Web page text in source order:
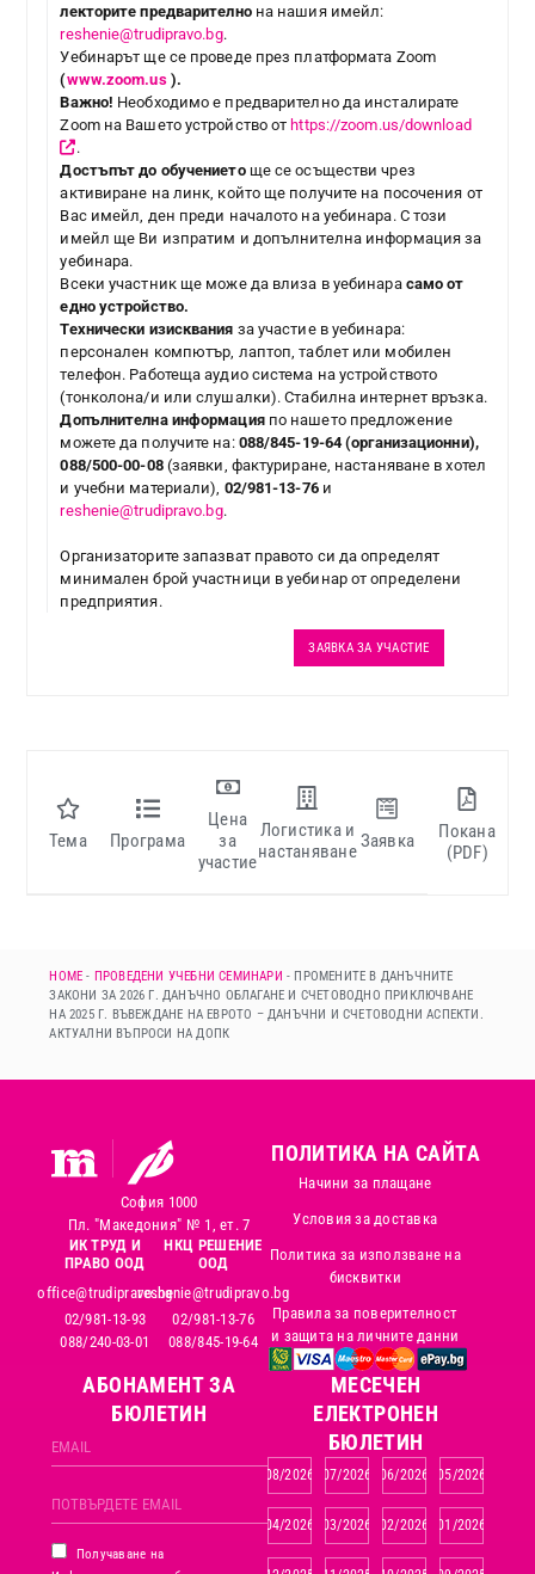
лекторите предварително на нашия имейл:
reshenie@trudipravo.bg.
Уебинарът ще се проведе през платформата Zoom
(www.zoom.us ).
Важно! Необходимо е предварително да инсталирате
Zoom на Вашето устройство от https://zoom.us/download
.
Достъпът до обучениетоще се осъществи чрез
активиране на линк, който ще получите на посочения от
Вас имейл, ден преди началото на уебинара. С този
имейл ще Ви изпратим и допълнителна информация за
уебинара.
Всеки участник ще може да влиза в уебинара само от
едно устройство.
Технически изисквания за участие в уебинара:
персонален компютър, лаптоп, таблет или мобилен
телефон. Работеща аудио система на устройството
(тонколона/и или слушалки). Стабилна интернет връзка.
Допълнителна информацияпо нашето предложение
можете да получите на: 088/845-19-64(организационни),
088/500-00-08(заявки, фактуриране, настаняване в хотел
и учебни материали), 02/981-13-76 и
reshenie@trudipravo.bg.
Организаторите запазват правото си да определят
минимален брой участници в уебинар от определени
предприятия.
ЗАЯВКА ЗА УЧАСТИЕ
Тема Програма
Цена
за
участие
Логистика и
настаняванеЗаявка
Покана
(PDF)
HOME - ПРОВЕДЕНИ УЧЕБНИ СЕМИНАРИ - ПРОМЕНИТЕ В ДАНЪЧНИТЕ
ЗАКОНИ ЗА 2026 Г. ДАНЪЧНО ОБЛАГАНЕ И СЧЕТОВОДНО ПРИКЛЮЧВАНЕ
НА 2025 Г. ВЪВЕЖДАНЕ НА ЕВРОТО – ДАНЪЧНИ И СЧЕТОВОДНИ АСПЕКТИ.
АКТУАЛНИ ВЪПРОСИ НА ДОПК
София 1000
Пл. "Македония" № 1, ет. 7
ИК ТРУД И
ПРАВО ООД
office@trudipravo.bg
02/981-13-93
088/240-03-01
НКЦ РЕШЕНИЕ
ООД
reshenie@trudipravo.bg
02/981-13-76
088/845-19-64
ПОЛИТИКА НА САЙТА
Начини за плащане
Условия за доставка
Политика за използване на
бисквитки
Правила за поверителност
и защита на личните данни
АБОНАМЕНТ ЗА
БЮЛЕТИН
Получаване на
MЕСЕЧЕН
ЕЛЕКТРОНЕН
БЮЛЕТИН
08/2026 07/2026 06/2026 05/2026
04/2026 03/2026 02/2026 01/2026